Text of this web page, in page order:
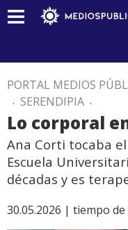
PORTAL MEDIOS
. SERENDIPIA .
Lo corporal
Ana Corti tocaba
Escuela
décadas y es
30.05.2026 | tiempo de